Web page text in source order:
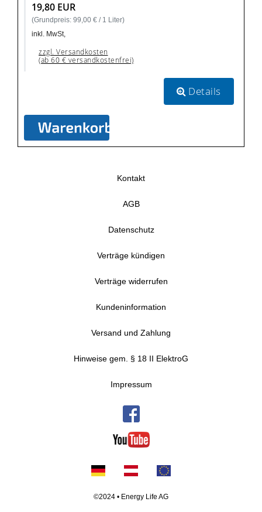
19,80 EUR
(Grundpreis: 99,00 € / 1 Liter)
inkl. MwSt,
zzgl. Versandkosten
(ab 60 € versandkostenfrei)
Details
Kontakt
AGB
Datenschutz
Verträge kündigen
Verträge widerrufen
Kundeninformation
Versand und Zahlung
Hinweise gem. § 18 II ElektroG
Impressum
©2024 • Energy Life AG